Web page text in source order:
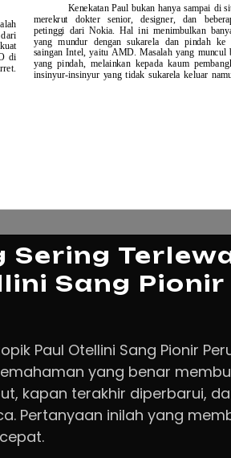
Sering
Sang Pionir
Paul Otellini Sang Pionir
yang benar
kapan terakhir diperbarui,
Pertanyaan inilah yang